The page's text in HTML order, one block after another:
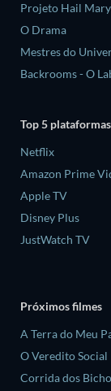
Projeto Hail Mary
O Drama
Mestres do
Backrooms - O
Top 5 plataformas
Netflix
Amazon Prime
Apple TV
Disney Plus
JustWatch TV
Próximos filmes
A Terra do Meu
O Veredito Social
Corrida dos